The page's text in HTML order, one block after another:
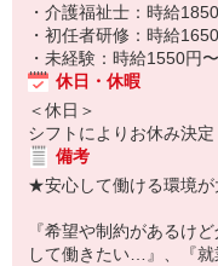
・介護福祉士：時給
・初任者研修：時給
・未経験：時給1550円〜
休日・休暇
＜休日＞
シフトによりお休み決定
備考
★安心して働ける環境
『希望や制約があるけ
して働きたい…』、『